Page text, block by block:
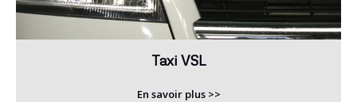
Taxi VSL
En savoir plus >>